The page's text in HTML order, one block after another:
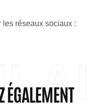
les réseaux sociaux :
ÉGALEMENT